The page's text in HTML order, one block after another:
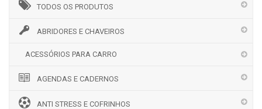
TODOS OS PRODUTOS
ABRIDORES E CHAVEIROS
ACESSÓRIOS PARA CARRO
AGENDAS E CADERNOS
ANTI STRESS E COFRINHOS